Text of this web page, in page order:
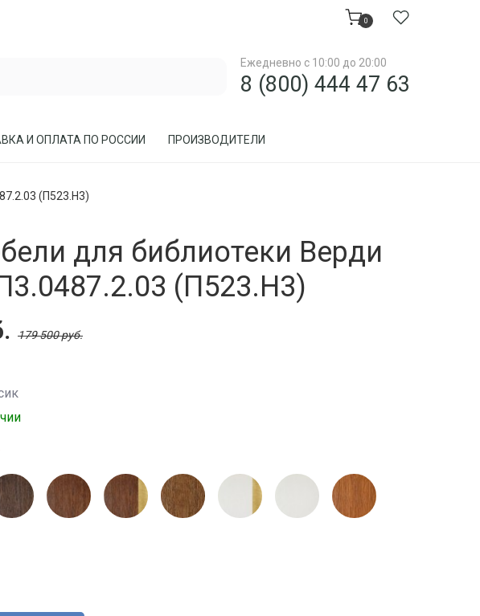
0
Ежедневно с 10:00 до 20:00
8 (800) 444 47 63
БИБЛИОТЕКИ
В СТИЛЕ ЛОФТ
МЕБЕЛЬ ИЗ РОТАНГА
ПРЕДМЕТЫ ИНТЕРЬЕРА
И ОПЛАТА ПО РОССИИ ПРОИЗВОДИТЕЛИ
(П523.Н3)
для библиотеки Верди
(П523.Н3)
179 500 руб.